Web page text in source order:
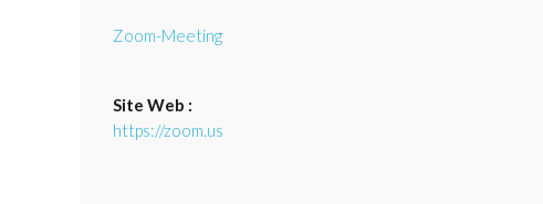
Zoom-Meeting
Site Web :
https://zoom.us